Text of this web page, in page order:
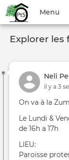
Menu
du
compte
l'utilisateur
Menu
Explorer les
Neli
il y a 3
On va à la
Le Lundi &
de 16h a 17h
LIEU:
Paroisse